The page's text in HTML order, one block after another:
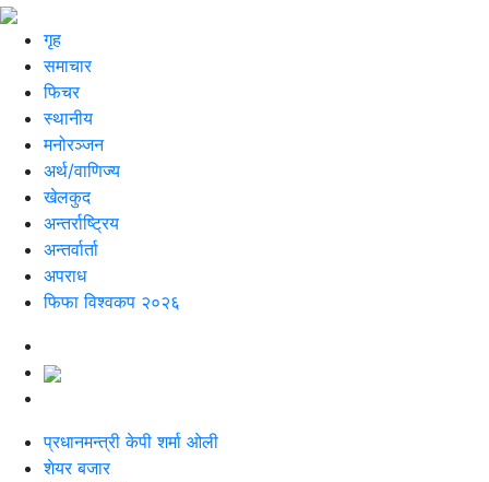
गृह
समाचार
फिचर
स्थानीय
मनोरञ्जन
अर्थ/वाणिज्य
खेलकुद
अन्तर्राष्ट्रिय
अन्तर्वार्ता
अपराध
फिफा विश्वकप २०२६
प्रधानमन्त्री केपी शर्मा ओली
शेयर बजार